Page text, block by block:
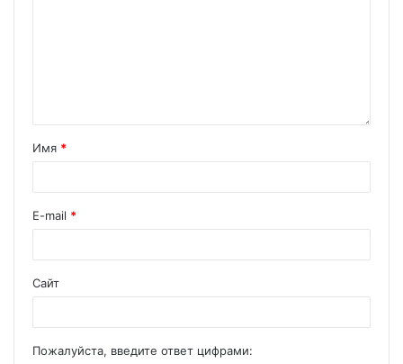
Имя *
E-mail *
Сайт
Пожалуйста, введите ответ цифрами: